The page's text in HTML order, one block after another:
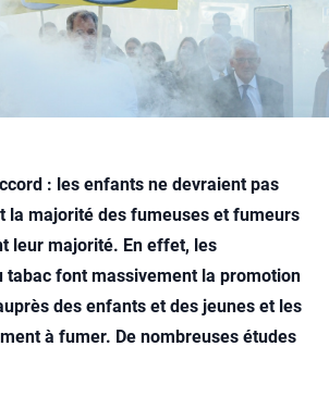
: les enfants ne devraient pas
la majorité des fumeuses et fumeurs
leur majorité. En effet, les
tabac font massivement la promotion
des enfants et des jeunes et les
à fumer. De nombreuses études